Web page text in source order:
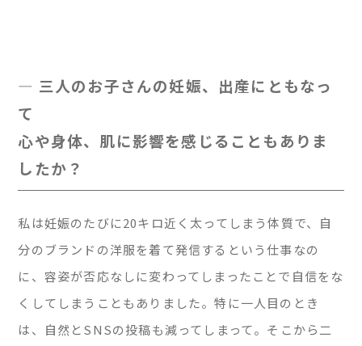
— 三人のお子さんの妊娠、出産にともなっ
て
心や身体、肌に影響を感じることもありま
したか？
私は妊娠のたびに20キロ近く太ってしまう体質で、自
分のブランドの洋服を着て発信するという仕事なの
に、容姿が否応なしに変わってしまったことで自信をな
くしてしまうこともありました。特に一人目のとき
は、自然とSNSの投稿も減ってしまって。そこから二